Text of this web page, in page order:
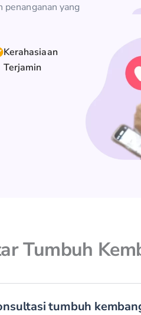
yang
Kerahasiaan
Terjamin
Tumbuh
tumbuh